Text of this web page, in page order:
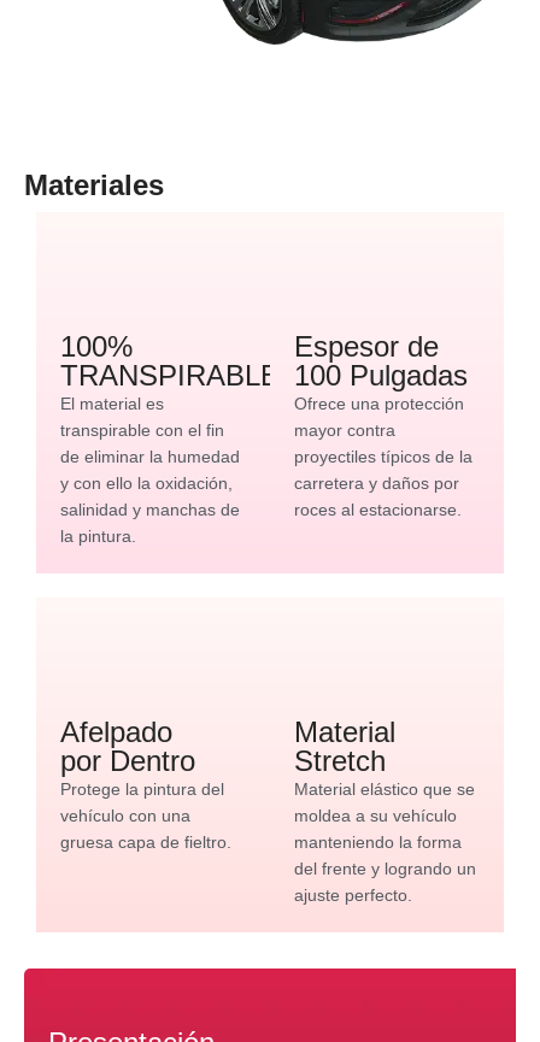
Materiales
100%
TRANSPIRABLE
El material es
transpirable con el fin
de eliminar la humedad
y con ello la oxidación,
salinidad y manchas de
la pintura.
Espesor de
100 Pulgadas
Ofrece una protección
mayor contra
proyectiles típicos de la
carretera y daños por
roces al estacionarse.
Afelpado
por Dentro
Protege la pintura del
vehículo con una
gruesa capa de fieltro.
Material
Stretch
Material elástico que se
moldea a su vehículo
manteniendo la forma
del frente y logrando un
ajuste perfecto.